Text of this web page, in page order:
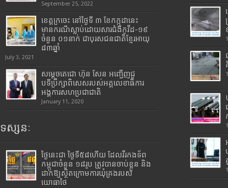
September 25, 2022
ខេត្តក្រចេះ នៅថ្ងៃទី ៣ ខែកក្កដានេះ
មានករណីស្លាប់ដោយសារជំងឺកូវីដ-១៩
ចំនួន ០១នាក់ ជាបុរសជនជាតិខ្មែរអាយុ
៨៣ឆ្នាំ
July 3, 2021
សម្តេចតេជោ ហ៊ុន សែន អញ្ជើញជួ
បទីប្រឹក្សាពិសេសរបស់អគ្គលេខាធិការ
អង្គការសហប្រជាជាតិ
January 11, 2020
ទស្សនៈ
ថ្ងៃនេះជា ថ្ងៃទី៥៨ហើយ ដែលវីរកងទ័ព
កម្ពុជាចំនួន ១៨រូប ត្រូវបានចាប់ខ្លួន និង
ដាក់ឱ្យស្ថិតក្រោមការឃុំគ្រងរបស់
យោធាថៃ